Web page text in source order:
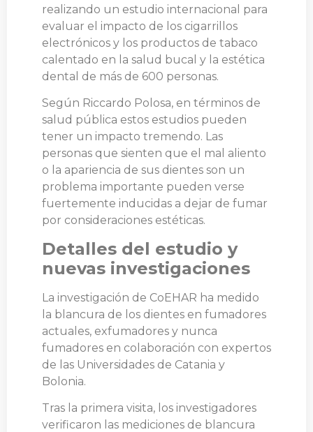
realizando un estudio internacional para
evaluar el impacto de los cigarrillos
electrónicos y los productos de tabaco
calentado en la salud bucal y la estética
dental de más de 600 personas.
Según Riccardo Polosa, en términos de
salud pública estos estudios pueden
tener un impacto tremendo. Las
personas que sienten que el mal aliento
o la apariencia de sus dientes son un
problema importante pueden verse
fuertemente inducidas a dejar de fumar
por consideraciones estéticas.
Detalles del estudio y
nuevas investigaciones
La investigación de CoEHAR ha medido
la blancura de los dientes en fumadores
actuales, exfumadores y nunca
fumadores en colaboración con expertos
de las Universidades de Catania y
Bolonia.
Tras la primera visita, los investigadores
verificaron las mediciones de blancura